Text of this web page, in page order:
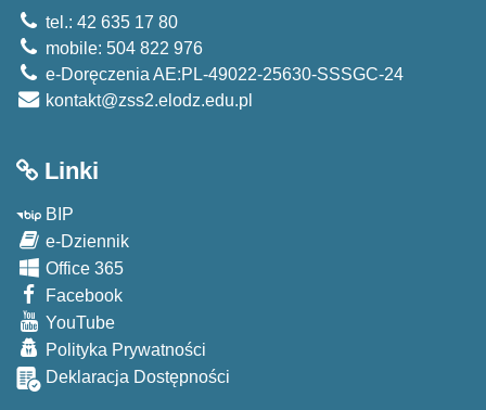
tel.: 42 635 17 80
mobile: 504 822 976
e-Doręczenia AE:PL-49022-25630-SSSGC-24
kontakt@zss2.elodz.edu.pl
Linki
BIP
e-Dziennik
Office 365
Facebook
YouTube
Polityka Prywatności
Deklaracja Dostępności